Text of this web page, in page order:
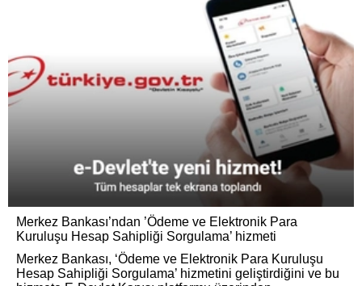
Merkez Bankası’ndan ’Ödeme ve Elektronik Para
Kuruluşu Hesap Sahipliği Sorgulama’ hizmeti
Merkez Bankası, ‘Ödeme ve Elektronik Para Kuruluşu
Hesap Sahipliği Sorgulama’ hizmetini geliştirdiğini ve bu